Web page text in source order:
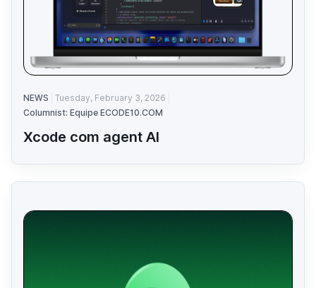
NEWS
Tuesday, February 3, 2026
Columnist: Equipe ECODE10.COM
Xcode com agent AI